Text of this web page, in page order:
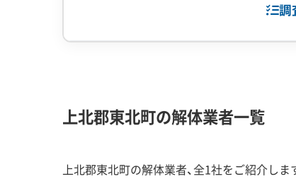
解体工事・空き家対策の補助金
として、町内の業者への発注が必須条件です。
2025年度（令和7年度）には、以下の補助金制度
調
対応工事
上北郡東北町の解体業者一覧
上北郡東北町の解体業者、全1社をご紹介しま